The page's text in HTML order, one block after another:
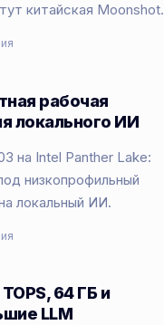
китайская Moonshot.
рабочая
локального ИИ
на Intel Panther Lake:
низкопрофильный
локальный ИИ.
64 ГБ и
LLM